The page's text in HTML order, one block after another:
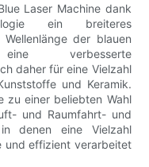
Laser Machine dank
ein breiteres
der blauen
verbesserte
daher für eine Vielzahl
und Keramik.
zu einer beliebten Wahl
und Raumfahrt- und
denen eine Vielzahl
und effizient verarbeitet